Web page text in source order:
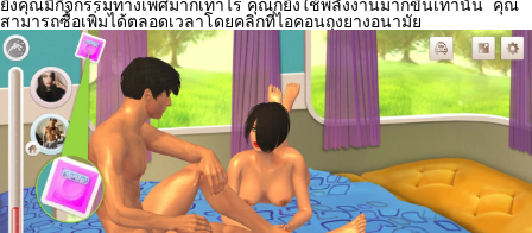
ยิ่งคุณมีกิจกรรมทางเพศมากเท่าไร คุณก็ยิ่งใช้พลังงานมากขึ้นเท่านั้น คุณ
สามารถซื้อเพิ่มได้ตลอดเวลาโดยคลิกที่ไอคอนถุงยางอนามัย